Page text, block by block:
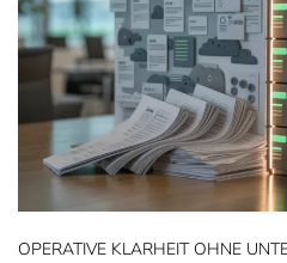
OPERATIVE KLARHEIT OHNE